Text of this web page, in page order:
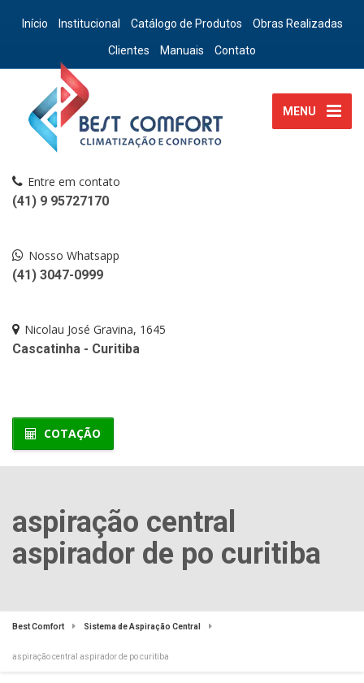
Início Institucional Catálogo de Produtos Obras Realizadas
Clientes Manuais Contato
MENU
Entre em contato
(41) 9 95727170
Nosso Whatsapp
(41) 3047-0999
Nicolau José Gravina, 1645
Cascatinha - Curitiba
COTAÇÃO
aspiração central
aspirador de po curitiba
Best Comfort Sistema de Aspiração Central
aspiração central aspirador de po curitiba